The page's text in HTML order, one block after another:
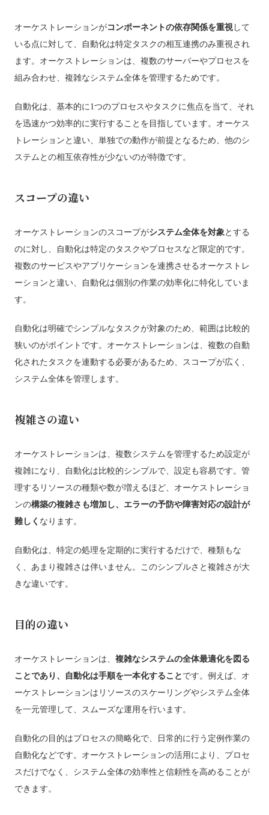
オーケストレーションがコンポーネントの依存関係を重視して
いる点に対して、自動化は特定タスクの相互連携のみ重視され
ます。オーケストレーションは、複数のサーバーやプロセスを
組み合わせ、複雑なシステム全体を管理するためです。
自動化は、基本的に1つのプロセスやタスクに焦点を当て、それ
を迅速かつ効率的に実行することを目指しています。オーケス
トレーションと違い、単独での動作が前提となるため、他のシ
ステムとの相互依存性が少ないのが特徴です。
スコープの違い
オーケストレーションのスコープがシステム全体を対象とする
のに対し、自動化は特定のタスクやプロセスなど限定的です。
複数のサービスやアプリケーションを連携させるオーケストレ
ーションと違い、自動化は個別の作業の効率化に特化していま
す。
自動化は明確でシンプルなタスクが対象のため、範囲は比較的
狭いのがポイントです。オーケストレーションは、複数の自動
化されたタスクを連動する必要があるため、スコープが広く、
システム全体を管理します。
複雑さの違い
オーケストレーションは、複数システムを管理するため設定が
複雑になり、自動化は比較的シンプルで、設定も容易です。管
理するリソースの種類や数が増えるほど、オーケストレーショ
ンの構築の複雑さも増加し、エラーの予防や障害対応の設計が
難しく なります。
自動化は、特定の処理を定期的に実行するだけで、種類もな
く、あまり複雑さは伴いません。このシンプルさと複雑さが大
きな違いです。
目的の違い
オーケストレーションは、 複雑なシステムの全体最適化を図る
ことであり、自動化は手順を一本化することです。例えば、オ
ーケストレーションはリソースのスケーリングやシステム全体
を一元管理して、スムーズな運用を行います。
自動化の目的はプロセスの簡略化で、日常的に行う定例作業の
自動化などです。オーケストレーションの活用により、プロセ
スだけでなく、システム全体の効率性と信頼性を高めることが
できます。